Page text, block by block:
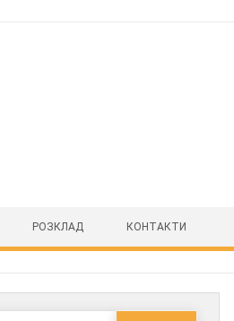
РОЗКЛАД КОНТАКТИ